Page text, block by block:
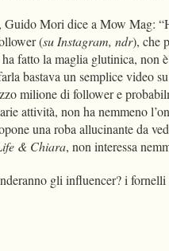
Mori dice a Mow Mag:
(su Instagram, ndr), che
fatto la maglia glutinica, non
bastava un semplice video
milione di follower e
attività, non ha nemmeno
una roba allucinante da
& Chiara, non interessa
gli influencer? i fornelli